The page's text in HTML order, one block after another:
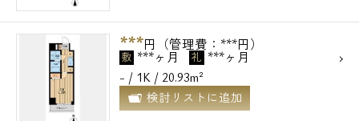
***円（管理費：***円）
敷 ***ヶ月 礼 ***ヶ月
- / 1K / 20.93m²
検討リストに追加